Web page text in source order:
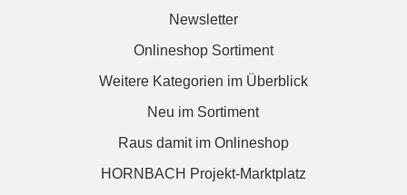
Newsletter
Onlineshop Sortiment
Weitere Kategorien im Überblick
Neu im Sortiment
Raus damit im Onlineshop
HORNBACH Projekt-Marktplatz